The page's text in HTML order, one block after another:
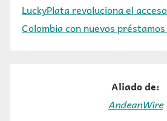
LuckyPlata revoluciona el
Colombia con nuevos
Aliado de:
AndeanWire